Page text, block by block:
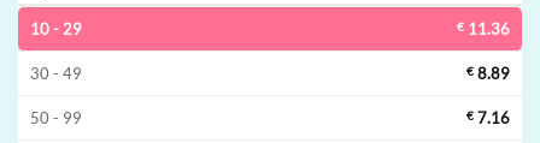
10 - 29 € 11.36
30 - 49 € 8.89
50 - 99 € 7.16